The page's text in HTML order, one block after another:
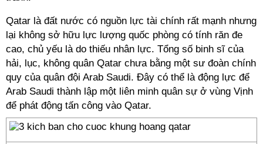
Qatar là đất nước có nguồn lực tài chính rất mạnh nhưng
lại không sở hữu lực lượng quốc phòng có tính răn đe
cao, chủ yếu là do thiếu nhân lực. Tổng số binh sĩ của
hải, lục, không quân Qatar chưa bằng một sư đoàn chính
quy của quân đội Arab Saudi. Đây có thể là động lực để
Arab Saudi thành lập một liên minh quân sự ở vùng Vịnh
để phát động tấn công vào Qatar.